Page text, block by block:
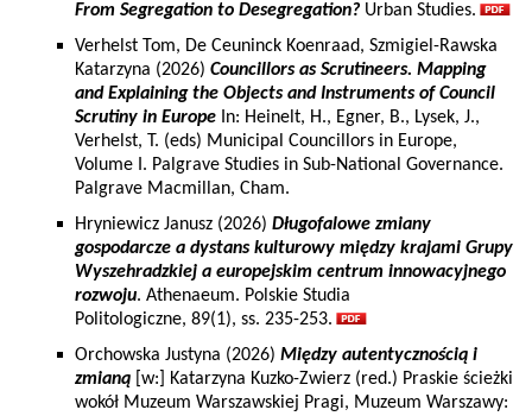
From Segregation to Desegregation? Urban Studies.
Verhelst Tom, De Ceuninck Koenraad, Szmigiel-Rawska
Katarzyna (2026) Councillors as Scrutineers. Mapping
and Explaining the Objects and Instruments of Council
Scrutiny in Europe In: Heinelt, H., Egner, B., Lysek, J.,
Verhelst, T. (eds) Municipal Councillors in Europe,
Volume I. Palgrave Studies in Sub-National Governance.
Palgrave Macmillan, Cham.
Hryniewicz Janusz (2026) Długofalowe zmiany
gospodarcze a dystans kulturowy między krajami Grupy
Wyszehradzkiej a europejskim centrum innowacyjnego
rozwoju. Athenaeum. Polskie Studia
Politologiczne, 89(1), ss. 235-253.
Orchowska Justyna (2026) Między autentycznością i
zmianą [w:] Katarzyna Kuzko-Zwierz (red.) Praskie ścieżki
wokół Muzeum Warszawskiej Pragi, Muzeum Warszawy: